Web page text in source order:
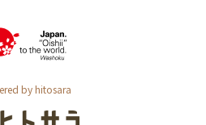
by hitosara